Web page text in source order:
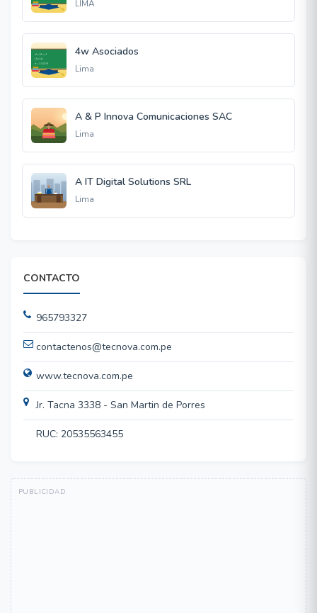
LIMA
4w Asociados
Lima
A & P Innova Comunicaciones SAC
Lima
A IT Digital Solutions SRL
Lima
CONTACTO
965793327
contactenos@tecnova.com.pe
www.tecnova.com.pe
Jr. Tacna 3338 - San Martin de Porres
RUC: 20535563455